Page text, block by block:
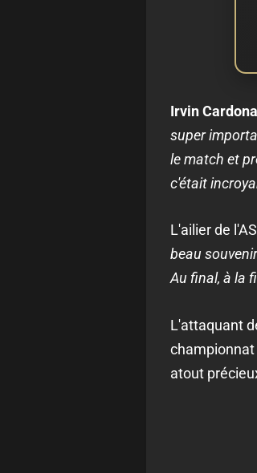
Irvin
super
le match et
c'était
L'ailier de
beau
Au final, à la
L'attaquant
championnat
atout